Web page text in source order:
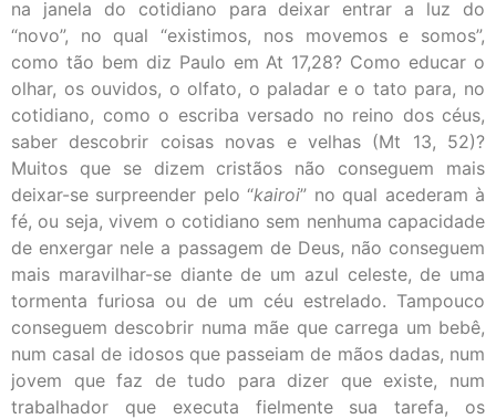
na janela do cotidiano para deixar entrar a luz do
“novo”, no qual “existimos, nos movemos e somos”,
como tão bem diz Paulo em At 17,28? Como educar o
olhar, os ouvidos, o olfato, o paladar e o tato para, no
cotidiano, como o escriba versado no reino dos céus,
saber descobrir coisas novas e velhas (Mt 13, 52)?
Muitos que se dizem cristãos não conseguem mais
deixar-se surpreender pelo “kairoi” no qual acederam à
fé, ou seja, vivem o cotidiano sem nenhuma capacidade
de enxergar nele a passagem de Deus, não conseguem
mais maravilhar-se diante de um azul celeste, de uma
tormenta furiosa ou de um céu estrelado. Tampouco
conseguem descobrir numa mãe que carrega um bebê,
num casal de idosos que passeiam de mãos dadas, num
jovem que faz de tudo para dizer que existe, num
trabalhador que executa fielmente sua tarefa, os